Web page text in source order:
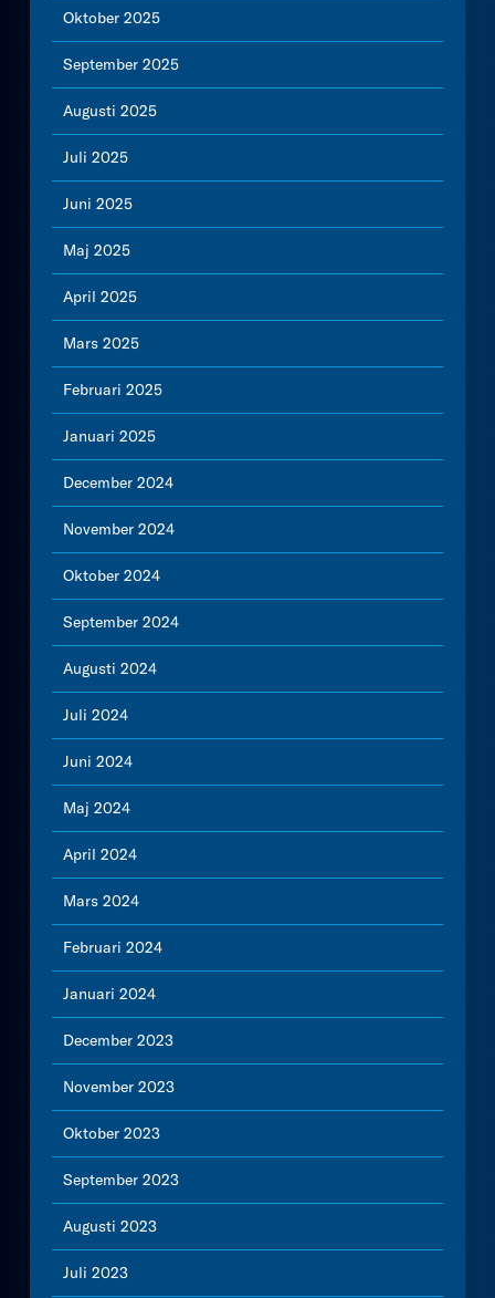
Oktober 2025
September 2025
Augusti 2025
Juli 2025
Juni 2025
Maj 2025
April 2025
Mars 2025
Februari 2025
Januari 2025
December 2024
November 2024
Oktober 2024
September 2024
Augusti 2024
Juli 2024
Juni 2024
Maj 2024
April 2024
Mars 2024
Februari 2024
Januari 2024
December 2023
November 2023
Oktober 2023
September 2023
Augusti 2023
Juli 2023